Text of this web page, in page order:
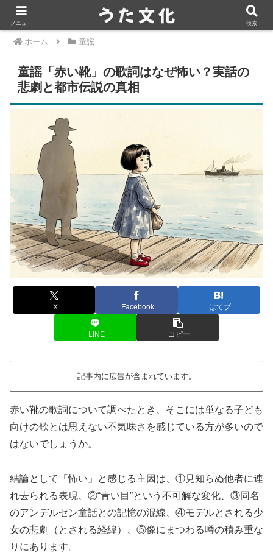
ホーム 童謡
童謡「赤い靴」の歌詞はなぜ怖い？実話の
悲劇と都市伝説の真相
X Facebook はてブ
LINE コピー
記事内に広告が含まれています。
赤い靴の歌詞について調べたとき、そこには単なる子ども
向けの歌とは思えない不気味さを感じている方が多いので
はないでしょうか。
結論として「怖い」と感じる主因は、①見知らぬ他者に連
れ去られる表現、②“青い目”という不可解な変化、③同名
のアンデルセン童話との記憶の混線、④モデルとされる少
女の悲劇（とされる経緯）、⑤像にまつわる噂の積み重な
りにあります。
メニュー 検索